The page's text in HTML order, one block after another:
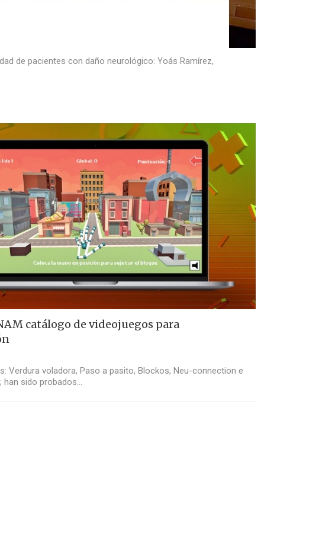
de pacientes con daño neurológico: Yoás Ramírez,
catálogo de videojuegos para
Verdura voladora, Paso a pasito, Blockos, Neu-connection e
han sido probados…